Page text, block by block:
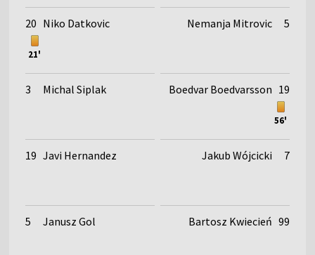
20 Niko Datkovic
21'
3 Michal Siplak
19 Javi Hernandez
5 Janusz Gol
Nemanja Mitrovic 5
56'
Boedvar Boedvarsson 19
Jakub Wójcicki 7
Bartosz Kwiecień 99